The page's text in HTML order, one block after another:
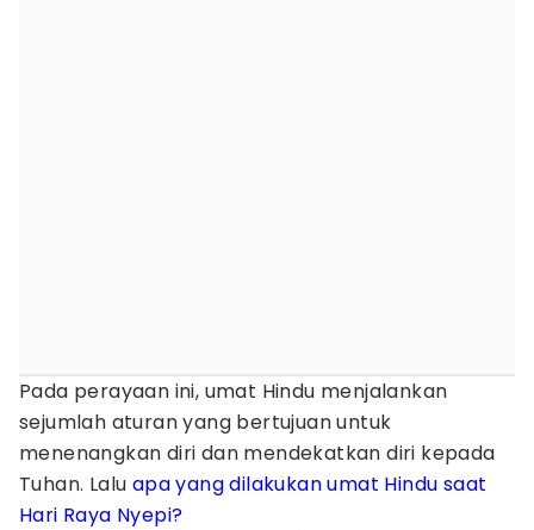
Pada perayaan ini, umat Hindu menjalankan
sejumlah aturan yang bertujuan untuk
menenangkan diri dan mendekatkan diri kepada
Tuhan. Lalu apa yang dilakukan umat Hindu saat
Hari Raya Nyepi?